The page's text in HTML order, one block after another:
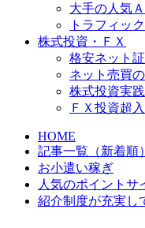
大手の人気
トラフィッ
株式投資・ＦＸ
格安ネット
ネット売買
株式投資実
ＦＸ投資超
HOME
記事一覧（新着順）
お小遣い稼ぎ
人気のポイントサ
紹介制度が充実し